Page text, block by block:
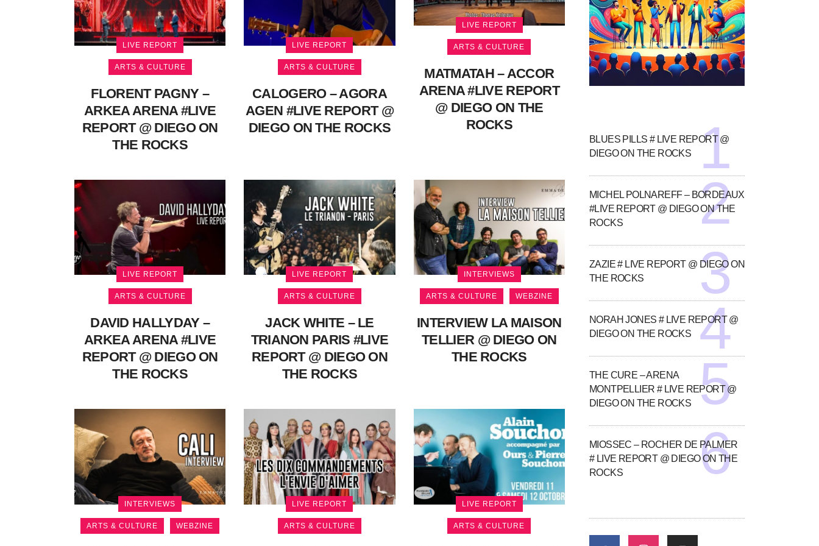
LIVE REPORT
ARTS & CULTURE
FLORENT PAGNY –
ARKEA ARENA #LIVE
REPORT @ DIEGO ON
THE ROCKS
LIVE REPORT
ARTS & CULTURE
CALOGERO – AGORA
AGEN #LIVE REPORT @
DIEGO ON THE ROCKS
LIVE REPORT
ARTS & CULTURE
MATMATAH – ACCOR
ARENA #LIVE REPORT
@ DIEGO ON THE
ROCKS
LIVE REPORT
ARTS & CULTURE
DAVID HALLYDAY –
ARKEA ARENA #LIVE
REPORT @ DIEGO ON
THE ROCKS
LIVE REPORT
ARTS & CULTURE
JACK WHITE – LE
TRIANON PARIS #LIVE
REPORT @ DIEGO ON
THE ROCKS
INTERVIEWS
ARTS & CULTURE WEBZINE
INTERVIEW LA MAISON
TELLIER @ DIEGO ON
THE ROCKS
INTERVIEWS
ARTS & CULTURE WEBZINE
LIVE REPORT
ARTS & CULTURE
LIVE REPORT
ARTS & CULTURE
BLUES PILLS # LIVE REPORT @
DIEGO ON THE ROCKS
MICHEL POLNAREFF – BORDEAUX
#LIVE REPORT @ DIEGO ON THE
ROCKS
ZAZIE # LIVE REPORT @ DIEGO ON
THE ROCKS
NORAH JONES # LIVE REPORT @
DIEGO ON THE ROCKS
THE CURE – ARENA
MONTPELLIER # LIVE REPORT @
DIEGO ON THE ROCKS
MIOSSEC – ROCHER DE PALMER
# LIVE REPORT @ DIEGO ON THE
ROCKS